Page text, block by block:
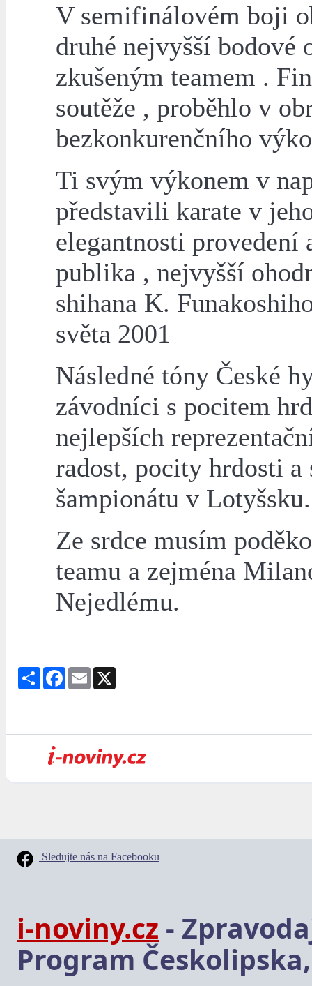
V semifinálovém boji
druhé nejvyšší bodové
zkušeným teamem .
soutěže , proběhlo v
bezkonkurenčního
Ti svým výkonem v
představili karate v
elegantnosti provedení
publika , nejvyšší
shihana K.
světa 2001
Následné tóny České
závodníci s pocitem
nejlepších
radost, pocity hrdosti
šampionátu v Lotyšsku.
Ze srdce musím
teamu a zejména
Nejedlému.
Share Facebook
Email
Sledujte nás na Facebooku
i-noviny.cz -
Program